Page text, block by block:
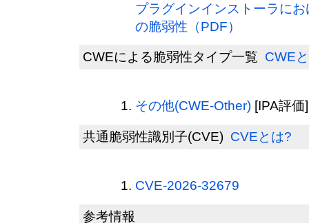
プラグインインストーラに
の脆弱性（PDF）
CWEによる脆弱性タイプ一覧 CWE
その他(CWE-Other) [IPA評価]
共通脆弱性識別子(CVE) CVEとは?
CVE-2026-32679
参考情報